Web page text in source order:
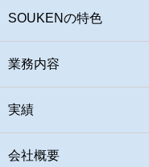
SOUKENの特色
業務内容
実績
会社概要